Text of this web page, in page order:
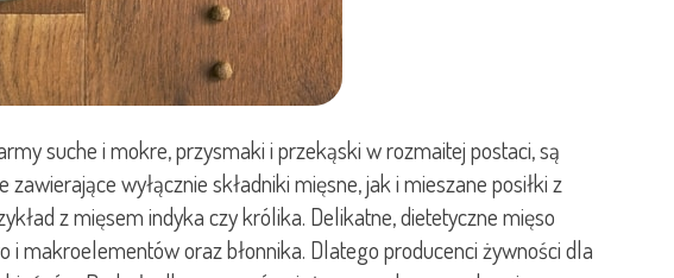
suche i mokre, przysmaki i przekąski w rozmaitej postaci, są
wyłącznie składniki mięsne, jak i mieszane posiłki z
z mięsem indyka czy królika. Delikatne, dietetyczne mięso
makroelementów oraz błonnika. Dlatego producenci żywności dla